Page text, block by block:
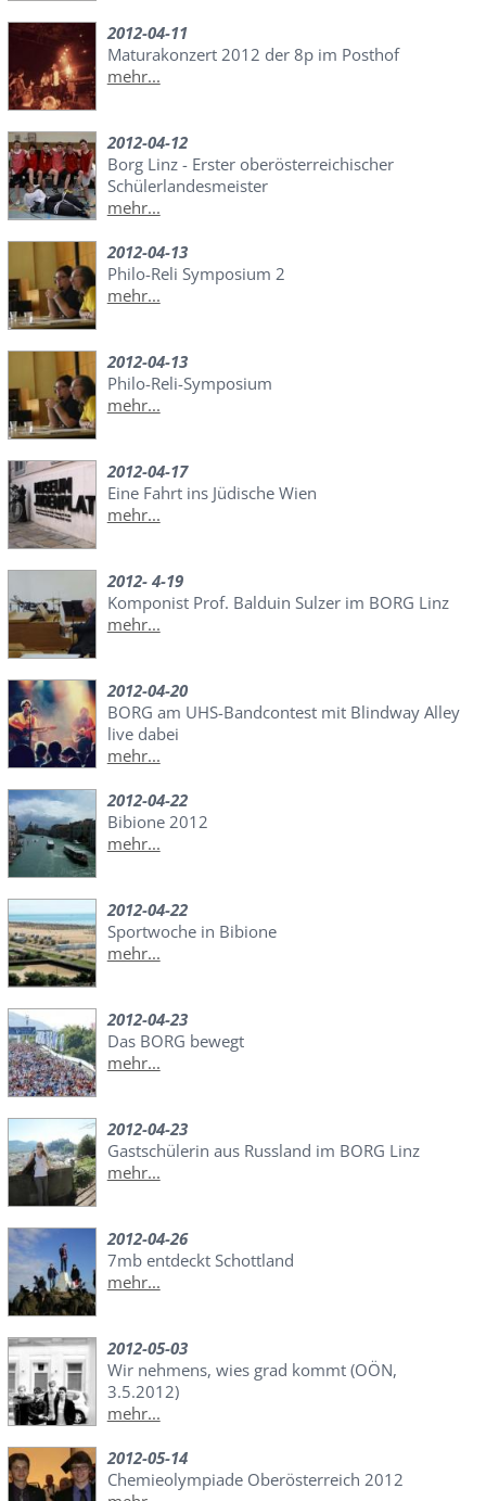
2012-04-11
Maturakonzert 2012 der 8p im Posthof
mehr...
2012-04-12
Borg Linz - Erster oberösterreichischer
Schülerlandesmeister
mehr...
2012-04-13
Philo-Reli Symposium 2
mehr...
2012-04-13
Philo-Reli-Symposium
mehr...
2012-04-17
Eine Fahrt ins Jüdische Wien
mehr...
2012- 4-19
Komponist Prof. Balduin Sulzer im BORG Linz
mehr...
2012-04-20
BORG am UHS-Bandcontest mit Blindway Alley
live dabei
mehr...
2012-04-22
Bibione 2012
mehr...
2012-04-22
Sportwoche in Bibione
mehr...
2012-04-23
Das BORG bewegt
mehr...
2012-04-23
Gastschülerin aus Russland im BORG Linz
mehr...
2012-04-26
7mb entdeckt Schottland
mehr...
2012-05-03
Wir nehmens, wies grad kommt (OÖN,
3.5.2012)
mehr...
2012-05-14
Chemieolympiade Oberösterreich 2012